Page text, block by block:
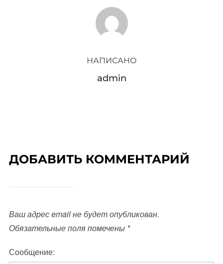
АВТОР ЗАПИСИ
НАПИСАНО
admin
ДОБАВИТЬ КОММЕНТАРИЙ
Ваш адрес email не будет опубликован.
Обязательные поля помечены *
Сообщение: